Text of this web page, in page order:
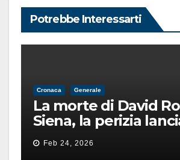
Potrebbe Interessarti
Cronaca Generale
La morte di David
Siena, la perizia
pista di
finita male
Feb 24, 2026